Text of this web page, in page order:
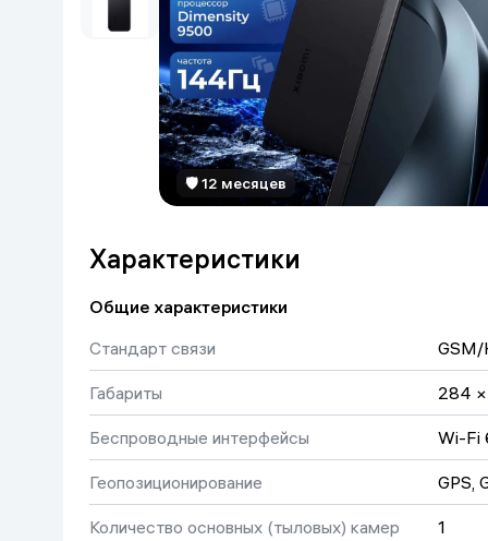
Красота и уход
Умный дом
Техника для игр
Спортивные товары
Строительство и ремонт
Ювелирные изделия
Товары для дома
Очки
Умные очки
🛡 12 месяцев
Характеристики
Общие характеристики
Стандарт связи
GSM/
Габариты 284
Беспроводные интерфейсы Wi-Fi
Геопозиционирование GPS,
Количество основных (тыловых) камер 1